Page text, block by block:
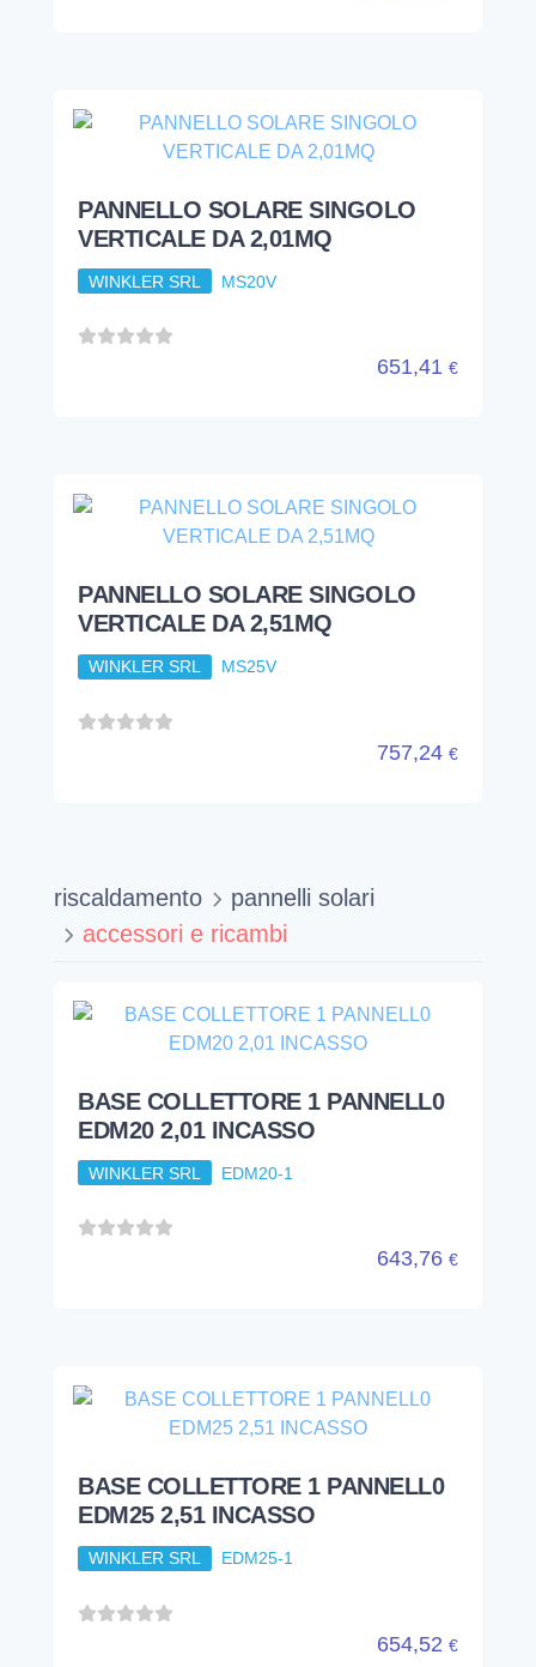
PANNELLO SOLARE SINGOLO
VERTICALE DA 2,01MQ
WINKLER SRL MS20V
651,41 €
PANNELLO SOLARE SINGOLO
VERTICALE DA 2,51MQ
WINKLER SRL MS25V
757,24 €
riscaldamento
pannelli solari
accessori e ricambi
BASE COLLETTORE 1 PANNELL0
EDM20 2,01 INCASSO
WINKLER SRL EDM20-1
643,76 €
BASE COLLETTORE 1 PANNELL0
EDM25 2,51 INCASSO
WINKLER SRL EDM25-1
654,52 €